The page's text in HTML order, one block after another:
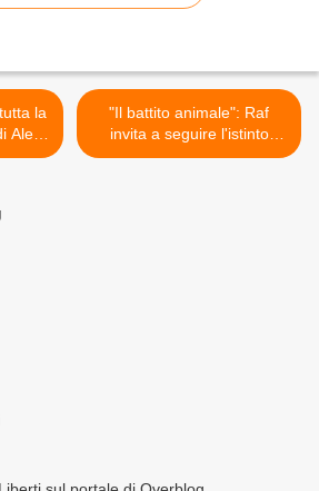
Alex
"Il battito animale": Raf
invita a seguire l'istinto
naturale >